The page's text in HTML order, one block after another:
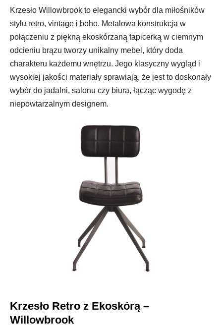
Krzesło Willowbrook to elegancki wybór dla miłośników
stylu retro, vintage i boho. Metalowa konstrukcja w
połączeniu z piękną ekoskórzaną tapicerką w ciemnym
odcieniu brązu tworzy unikalny mebel, który doda
charakteru każdemu wnętrzu. Jego klasyczny wygląd i
wysokiej jakości materiały sprawiają, że jest to doskonały
wybór do jadalni, salonu czy biura, łącząc wygodę z
niepowtarzalnym designem.
Krzesło Retro z Ekoskórą –
Willowbrook